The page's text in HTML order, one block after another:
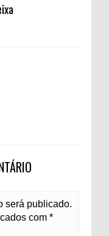
será publicado.
com *